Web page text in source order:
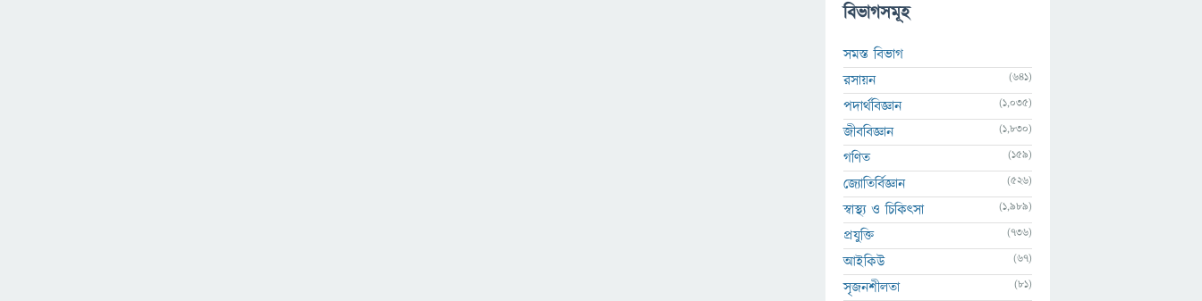
বিভাগসমূহ
সমস্ত বিভাগ
রসায়ন
(641)
পদার্থবিজ্ঞান (1,035)
জীববিজ্ঞান (1,830)
গণিত (159)
জ্যোতির্বিজ্ঞান (526)
স্বাস্থ্য ও চিকিৎসা (1,989)
প্রযুক্তি (736)
আইকিউ (67)
সৃজনশীলতা (81)